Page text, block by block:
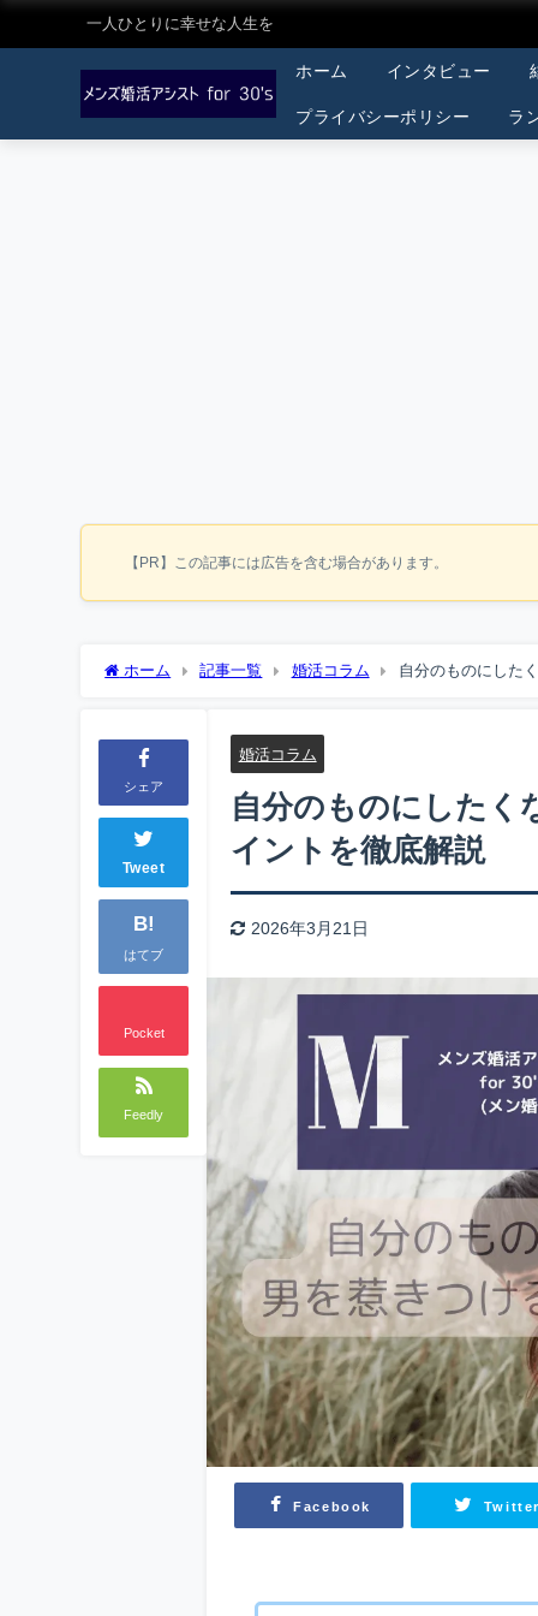
一人ひとりに幸せな人生を
ホーム インタビュー
プライバシーポリシー ラ
【PR】この記事には広告を含む場合があります。
ホーム 記事一覧 婚活コラム 自分のものにした
シェア
Tweet
B!
はてブ
Pocket
Feedly
婚活コラム
自分のものにしたく
イントを徹底解説
2026年3月21日
Facebook